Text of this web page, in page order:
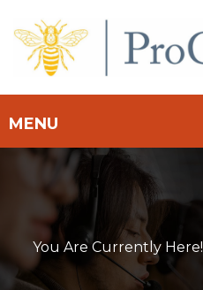
You Are Currently Here!